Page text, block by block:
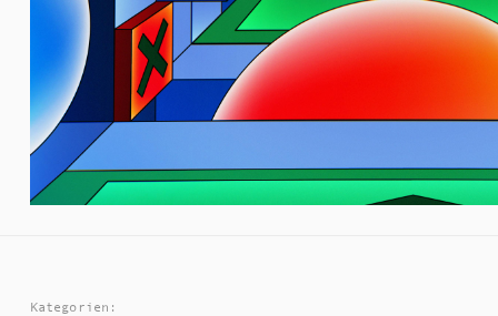
Kategorien: